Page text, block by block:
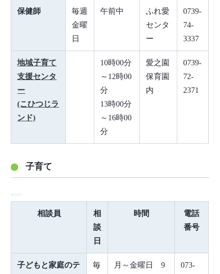
保健師
毎週
金曜
日
午前中
ふれ愛
センタ
ー
0739-
74-
3337
地域子育て
支援センタ
ー
(こひつじラ
ンド)
10時00分
～12時00
分
13時00分
～16時00
分
愛之園
保育園
内
0739-
72-
2371
子育て
相談員
相
談
日
時間
電話
番号
子どもと家庭のテ
毎
月～金曜日 9
073-